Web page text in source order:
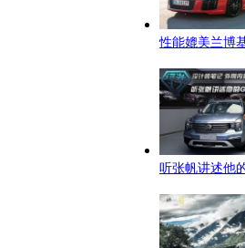
性能媲美兰博
听张帆讲述他